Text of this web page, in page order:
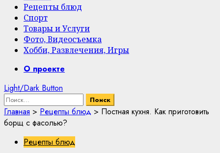
Рецепты блюд
Спорт
Товары и Услуги
Фото, Видеосъемка
Хобби, Развлечения, Игры
PrimaryО проекте
Light/Dark Button
Найти:
Главная > Рецепты блюд > Постная кухня. Как приготовить
борщ с фасолью?
Рецепты блюд